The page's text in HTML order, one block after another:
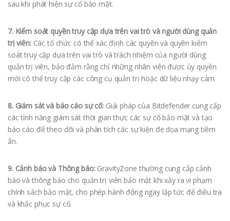
sau khi phát hiện sự cố bảo mật.
7. Kiểm soát quyền truy cập dựa trên vai trò và người dùng quản
trị viên:Các tổ chức có thể xác định các quyền và quyền kiểm
soát truy cập dựa trên vai trò và trách nhiệm của người dùng
quản trị viên, bảo đảm rằng chỉ những nhân viên được ủy quyền
mới có thể truy cập các công cụ quản trị hoặc dữ liệu nhạy cảm
8. Giám sát và báo cáo sự cố:Giải pháp của Bitdefender cung cấp
các tính năng giám sát thời gian thực các sự cố bảo mật và tạo
báo cáo để theo dõi và phân tích các sự kiện đe dọa mạng tiềm
ẩn.
9. Cảnh báo và Thông báo:GravityZone thường cung cấp cảnh
báo và thông báo cho quản trị viên bảo mật khi xảy ra vi phạm
chính sách bảo mật, cho phép hành động ngay lập tức để điều tra
và khắc phục sự cố.